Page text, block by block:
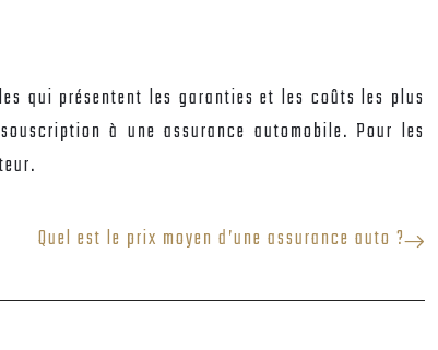
qui présentent les garanties et les coûts les plus
à une assurance automobile. Pour les
Quel est le prix moyen d’une assurance auto ?